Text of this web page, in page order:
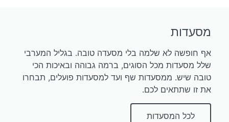
מסעדות
אף חופשה לא שלמה בלי מסעדה טובה. בגליל המערבי
שלל מסעדות מכל הסוגים, ברמה גבוהה ובאיכות הכי
טובה שיש. ממסעדות שף ועד למסעדות פועלים, תבחרו
את זו שתתאים לכם.
לכל המסעדות